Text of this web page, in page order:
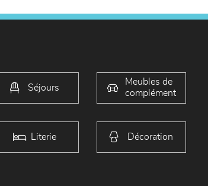
Séjours
Meubles de
complément
Literie Décoration